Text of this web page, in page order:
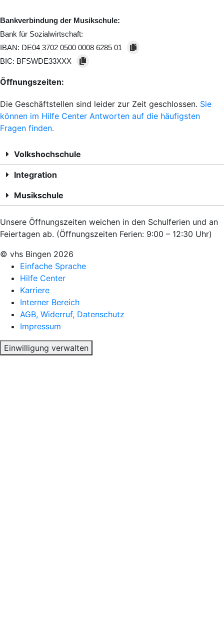
Bankverbindung der Musikschule:
Bank für Sozialwirtschaft:
IBAN: DE04 3702 0500 0008 6285 01
BIC: BFSWDE33XXX
Öffnungszeiten:
Die Geschäftstellen sind leider zur Zeit geschlossen. Sie
können im Hilfe Center Antworten auf die häufigsten
Fragen finden.
Volkshochschule
Integration
Musikschule
Unsere Öffnungszeiten weichen in den Schulferien und an
Feiertagen ab. (Öffnungszeiten Ferien: 9:00 – 12:30 Uhr)
© vhs Bingen 2026
Einfache Sprache
Hilfe Center
Karriere
Interner Bereich
AGB, Widerruf, Datenschutz
Impressum
Einwilligung verwalten